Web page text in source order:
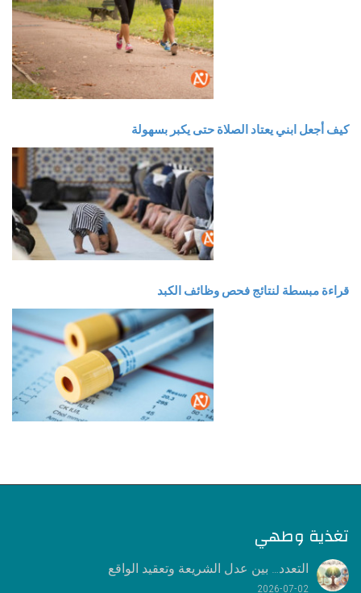
كيف أجعل ابني يعتاد الصلاة حتى يكبر بسهولة
قراءة مبسطة لنتائج فحص وظائف الكبد
تغذية وطهي
التعدد… بين عدل الشريعة وتعقيد الواقع
2026-07-02